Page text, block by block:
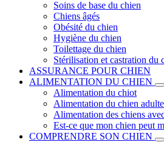
Soins de base du chien
Chiens âgés
Obésité du chien
Hygiène du chien
Toilettage du chien
Stérilisation et castration du
ASSURANCE POUR CHIEN
ALIMENTATION DU CHIEN
Alimentation du chiot
Alimentation du chien adulte
Alimentation des chiens
Est-ce que mon chien peut
COMPRENDRE SON CHIEN